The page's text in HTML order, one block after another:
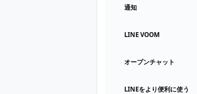
通知
LINE VOOM
オープンチャット
LINEをより便利に使う